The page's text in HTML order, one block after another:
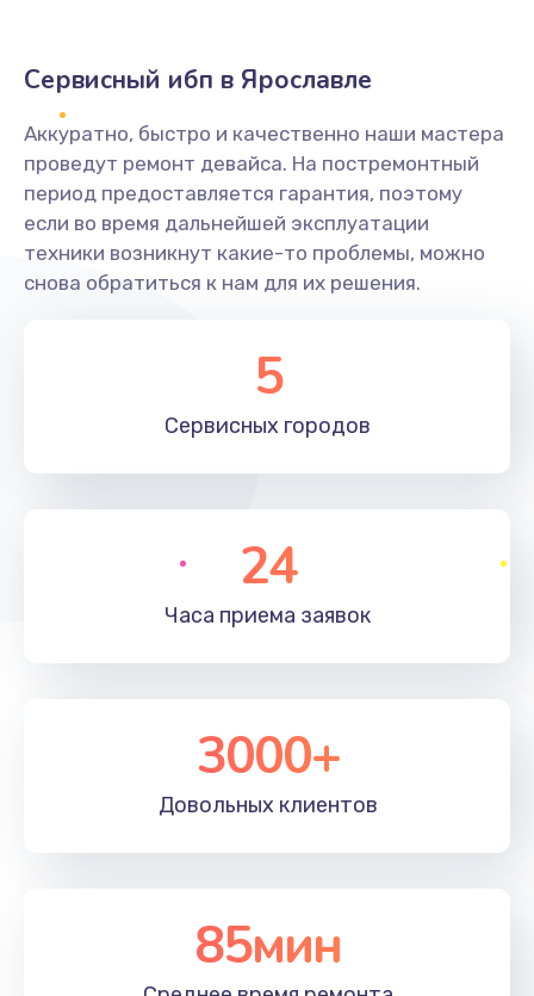
Сервисный ибп в Ярославле
Аккуратно, быстро и качественно наши мастера
проведут ремонт девайса. На постремонтный
период предоставляется гарантия, поэтому
если во время дальнейшей эксплуатации
техники возникнут какие-то проблемы, можно
снова обратиться к нам для их решения.
5
Сервисных городов
24
Часа приема заявок
3000+
Довольных клиентов
85мин